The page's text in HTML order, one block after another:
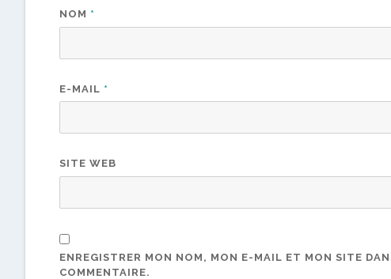
NOM *
E-MAIL *
SITE WEB
ENREGISTRER MON NOM, MON E-MAIL ET MON SITE
COMMENTAIRE.